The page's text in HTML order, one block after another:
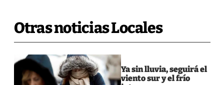
Otras noticias Locales
Ya sin lluvia, seguirá el
viento sur y el frío